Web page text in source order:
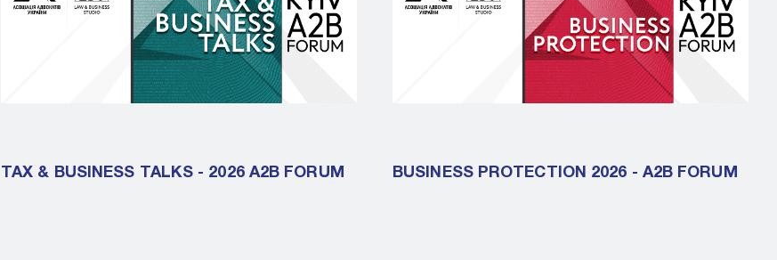
TAX & BUSINESS TALKS - 2026 A2B FORUM BUSINESS PROTECTION 2026 - A2B FORUM